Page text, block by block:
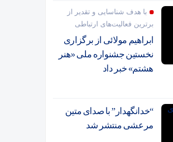
با هدف شناسایی و تقدیر از
برترین فعالیت‌های ارتباطی
ابراهیم مولائی از برگزاری
نخستین جشنواره ملی «هنر
هشتم» خبر داد
“خدانگهدار” با صدای متین
مرعشی منتشر شد